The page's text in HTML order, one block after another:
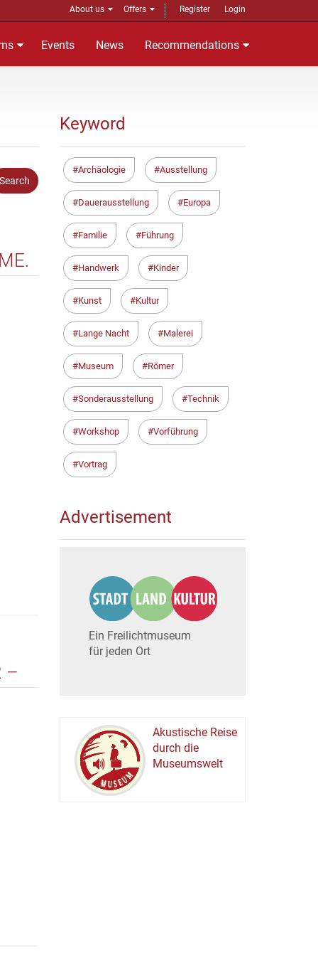
About us Offers Register Login
Events News Recommendations
–
Keyword
Archäologie Ausstellung
Dauerausstellung Europa
Familie Führung
Handwerk Kinder
Kunst Kultur
Lange Nacht Malerei
Museum Römer
Sonderausstellung Technik
Workshop Vorführung
Vortrag
Advertisement
Ein Freilichtmuseum
für jeden Ort
MUSEUM
Akustische Reise
durch die
Museumswelt